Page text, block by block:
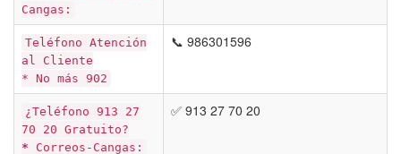
Cangas:
Teléfono Atención
al Cliente
* No más 902
📞 986301596
¿Teléfono 913 27
70 20 Gratuito?
* Correos-Cangas:
✅ 913 27 70 20